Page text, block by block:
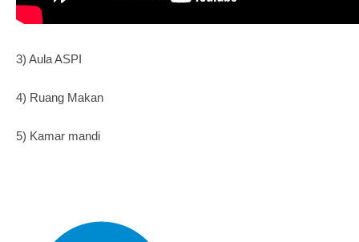
3) Aula ASPI
4) Ruang Makan
5) Kamar mandi